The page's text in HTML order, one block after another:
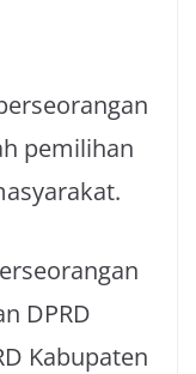
pemilihan
DPRD
Kabupaten